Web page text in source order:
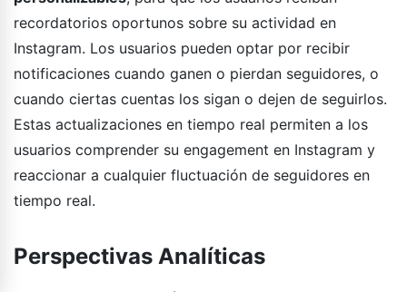
recordatorios oportunos sobre su actividad en
Instagram. Los usuarios pueden optar por recibir
notificaciones cuando ganen o pierdan seguidores, o
cuando ciertas cuentas los sigan o dejen de seguirlos.
Estas actualizaciones en tiempo real permiten a los
usuarios comprender su engagement en Instagram y
reaccionar a cualquier fluctuación de seguidores en
tiempo real.
Perspectivas Analíticas